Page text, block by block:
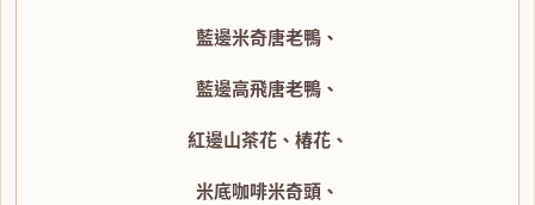
藍邊米奇唐老鴨、
藍邊高飛唐老鴨、
紅邊山茶花、椿花、
米底咖啡米奇頭、